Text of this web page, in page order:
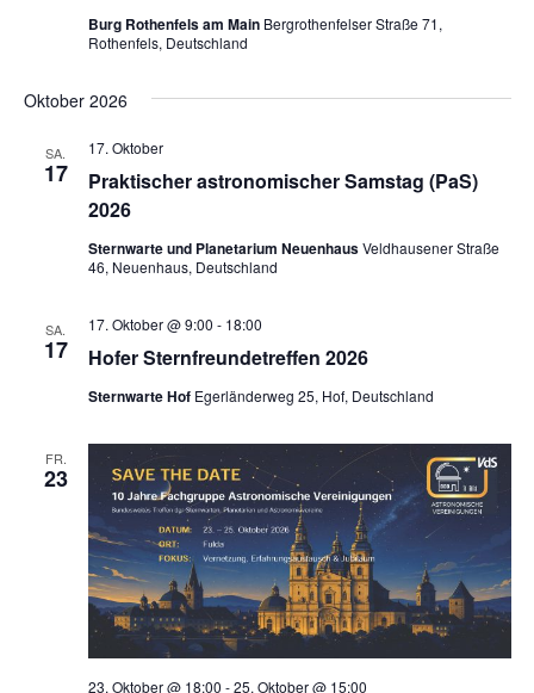
Burg Rothenfels am Main Bergrothenfelser Straße 71,
Rothenfels, Deutschland
Oktober 2026
SA.
17
Praktischer astronomischer Samstag (PaS)
2026
17. Oktober
Sternwarte und Planetarium NeuenhausVeldhausener Straße
46, Neuenhaus, Deutschland
SA.
17 Hofer Sternfreundetreffen 2026
17. Oktober @ 9:00 - 18:00
Sternwarte Hof Egerländerweg 25, Hof, Deutschland
FR.
23
23. Oktober @ 18:00 -25. Oktober @ 15:00